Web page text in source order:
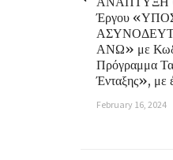
Έργου
ΑΝΩ» με
Πρόγραμμα
Ένταξης»,
February 16, 2024